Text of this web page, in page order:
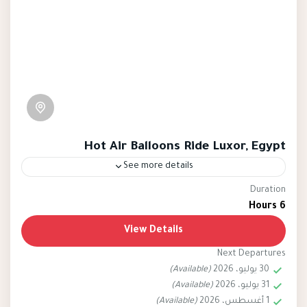
Hot Air Balloons Ride Luxor, Egypt
See more details
egypt
Hot Air Balloon Rides over Luxor, Egypt, offer a
the historical wonders of this ancient city. As the
sun begins to rise, participants embark on a
mesmerizing journey that provides
Egypt,Luxor
Easy
Duration
6 Hours
View Details
Next Departures
30 يوليو، 2026
(Available)
31 يوليو، 2026
(Available)
(Available)